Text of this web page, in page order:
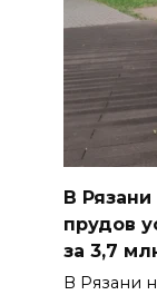
В Рязани
прудов
за 3,7
В Рязани